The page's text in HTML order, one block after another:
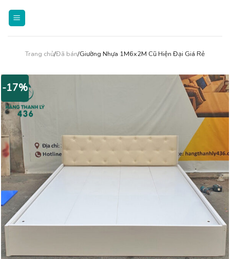
Trang chủ/Đã bán/Giường Nhựa 1M6x2M Cũ Hiện Đại Giá Rẻ
-17%